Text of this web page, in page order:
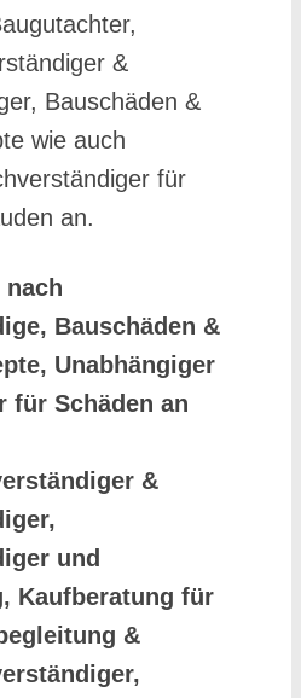
&
Bauschäden &
wie auch
für
an.
nach
Bauschäden &
Unabhängiger
für Schäden an
&
und
Kaufberatung für
&